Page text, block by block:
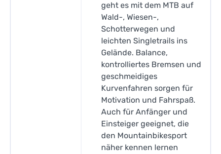
geht es mit dem MTB auf
Wald-, Wiesen-,
Schotterwegen und
leichten Singletrails ins
Gelände. Balance,
kontrolliertes Bremsen und
geschmeidiges
Kurvenfahren sorgen für
Motivation und Fahrspaß.
Auch für Anfänger und
Einsteiger geeignet, die
den Mountainbikesport
näher kennen lernen